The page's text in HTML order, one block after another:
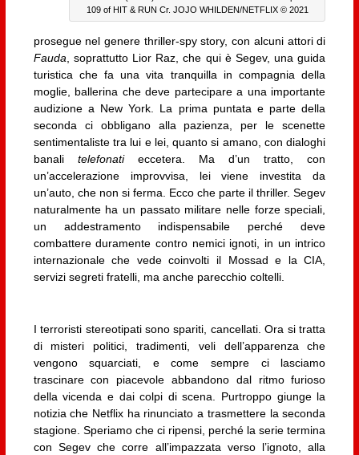
109 of HIT & RUN Cr. JOJO WHILDEN/NETFLIX © 2021
prosegue nel genere thriller-spy story, con alcuni attori di
Fauda , soprattutto Lior Raz, che qui è Segev, una guida
turistica che fa una vita tranquilla in compagnia della
moglie, ballerina che deve partecipare a una importante
audizione a New York. La prima puntata e parte della
seconda ci obbligano alla pazienza, per le scenette
sentimentaliste tra lui e lei, quanto si amano, con dialoghi
banali telefonati eccetera. Ma d’un tratto, con
un’accelerazione improvvisa, lei viene investita da
un’auto, che non si ferma. Ecco che parte il thriller. Segev
naturalmente ha un passato militare nelle forze speciali,
un addestramento indispensabile perché deve
combattere duramente contro nemici ignoti, in un intrico
internazionale che vede coinvolti il Mossad e la CIA,
servizi segreti fratelli, ma anche parecchio coltelli.
I terroristi stereotipati sono spariti, cancellati. Ora si tratta
di misteri politici, tradimenti, veli dell’apparenza che
vengono squarciati, e come sempre ci lasciamo
trascinare con piacevole abbandono dal ritmo furioso
della vicenda e dai colpi di scena. Purtroppo giunge la
notizia che Netflix ha rinunciato a trasmettere la seconda
stagione. Speriamo che ci ripensi, perché la serie termina
con Segev che corre all’impazzata verso l’ignoto, alla